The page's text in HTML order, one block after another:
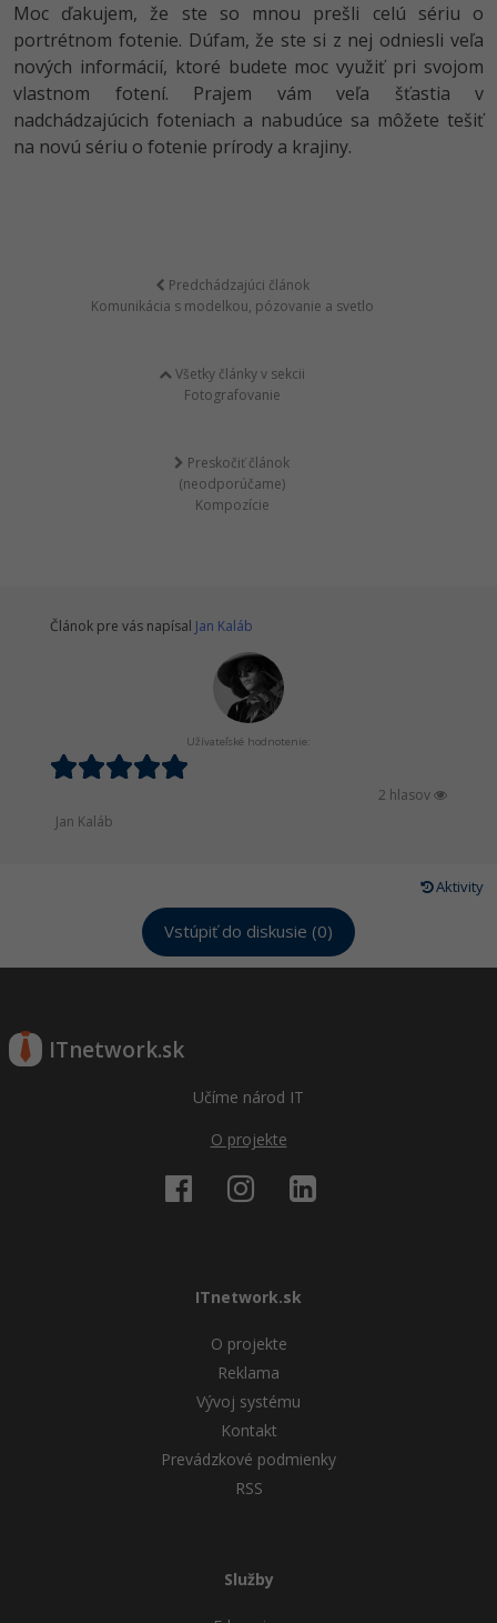
Moc ďakujem, že ste so mnou prešli celú sériu o
portrétnom fotenie. Dúfam, že ste si z nej odniesli veľa
nových informácií, ktoré budete moc využiť pri svojom
vlastnom fotení. Prajem vám veľa šťastia v
nadchádzajúcich foteniach a nabudúce sa môžete tešiť
na novú sériu o fotenie prírody a krajiny.
Predchádzajúci článok
Komunikácia s modelkou, pózovanie a svetlo
Všetky články v sekcii
Fotografovanie
Preskočiť článok
(neodporúčame)
Kompozície
Článok pre vás napísal Jan Kaláb
Užívateľské hodnotenie:
2 hlasov
Jan Kaláb
Aktivity
Vstúpiť do diskusie (0)
ITnetwork.sk
Učíme národ IT
O projekte
ITnetwork.sk
O projekte
Reklama
Vývoj systému
Kontakt
Prevádzkové podmienky
RSS
Služby